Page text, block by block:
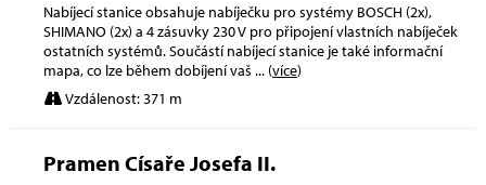
Nabíjecí stanice obsahuje nabíječku pro systémy BOSCH (2x),
SHIMANO (2x) a 4 zásuvky 230 V pro připojení vlastních nabíječek
ostatních systémů. Součástí nabíjecí stanice je také informační
mapa, co lze během dobíjení vaš ... (více)
Vzdálenost: 371 m
Pramen Císaře Josefa II.